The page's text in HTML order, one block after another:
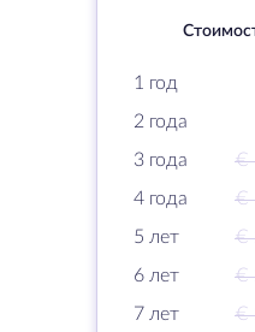
1 год
2 года
3 года
€
4 года
€
5 лет
€
6 лет
€
7 лет
€